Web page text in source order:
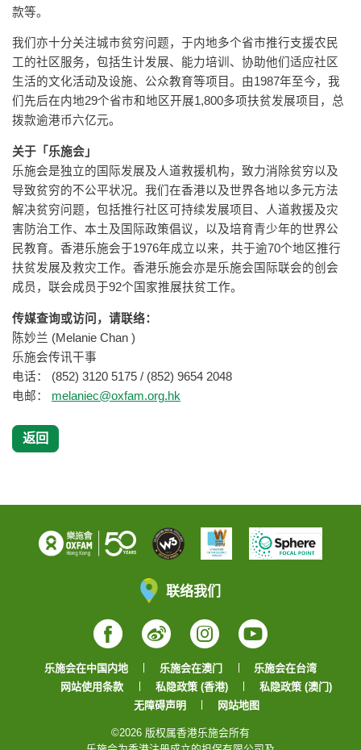
款等。
我们亦十分关注城市贫穷问题，于内地多个省市推行支援农民
工的社区服务，包括生计发展、能力培训、协助他们适应社区
生活的文化活动及设施、公众教育等项目。由1987年至今，我
们先后在内地29个省市和地区开展1,800多项扶贫发展项目，总
拨款逾港币六亿元。
关于「乐施会」
乐施会是独立的国际发展及人道救援机构，致力消除贫穷以及
导致贫穷的不公平状况。我们在香港以及世界各地以多元方法
解决贫穷问题，包括推行社区可持续发展项目、人道救援及灾
害防治工作、本土及国际政策倡议，以及培育青少年的世界公
民教育。香港乐施会于1976年成立以来，共于逾70个地区推行
扶贫发展及救灾工作。香港乐施会亦是乐施会国际联会的创会
成员，联会成员于92个国家推展扶贫工作。
传媒查询或访问，请联络：
陈妙兰 (Melanie Chan )
乐施会传讯干事
电话： (852) 3120 5175 / (852) 9654 2048
电邮： melaniec@oxfam.org.hk
返回
联络我们
Facebook
WeiboInstagram
YouTube
乐施会在中国内地 乐施会在澳门
乐施会在台湾
网站使用条款
私隐政策 (香港)
私隐政策 (澳门)
无障碍声明
网站地图
©2026 版权属香港乐施会所有